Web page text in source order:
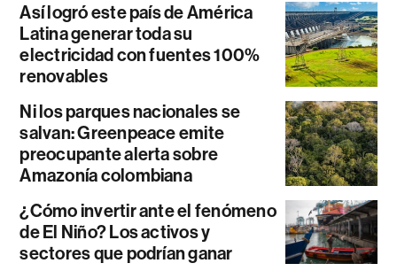
Así logró este país de América
Latina generar toda su
electricidad con fuentes 100%
renovables
Ni los parques nacionales se
salvan: Greenpeace emite
preocupante alerta sobre
Amazonía colombiana
¿Cómo invertir ante el fenómeno
de El Niño? Los activos y
sectores que podrían ganar